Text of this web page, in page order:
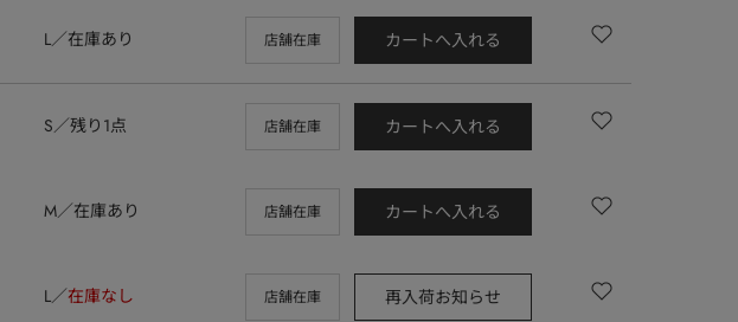
L 在庫あり 店舗在庫 カートへ入れる
S 残り1点 店舗在庫 カートへ入れる
M 在庫あり 店舗在庫 カートへ入れる
L 在庫なし 店舗在庫 再入荷お知らせ